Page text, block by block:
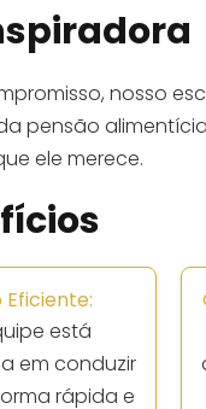
nosso
pensão
ele merece.
Eficiente:
está
em conduzir
rápida e